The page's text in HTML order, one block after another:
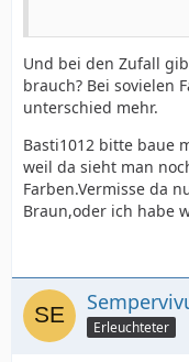
Und bei den Zufall
brauch? Bei sovielen
unterschied mehr.
Basti1012 bitte baue
weil da sieht man
Farben.Vermisse da
Braun,oder ich habe
Erleuchteter